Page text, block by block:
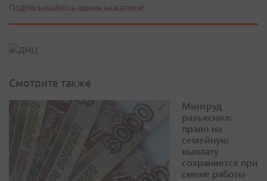
Подписывайтесь одним нажатием!
Смотрите также
Минтруд
разъяснил:
право на
семейную
выплату
сохраняется при
смене работы